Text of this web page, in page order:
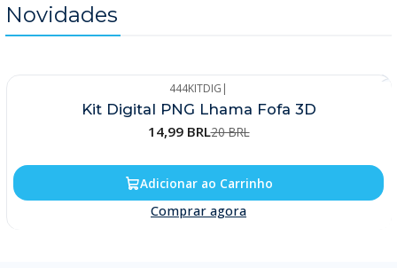
Novidades
444KITDIG |
Kit Digital PNG Lhama Fofa 3D
14,99 BRL20 BRL
Adicionar ao Carrinho
Comprar agora